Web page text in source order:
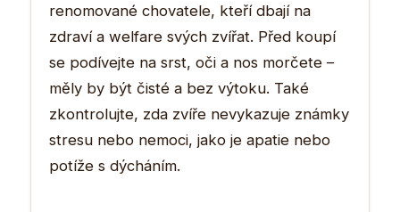
renomované chovatele, kteří dbají na
zdraví a welfare svých zvířat. Před koupí
se podívejte na srst, oči a nos morčete –
měly by být čisté a bez výtoku. Také
zkontrolujte, zda zvíře nevykazuje známky
stresu nebo nemoci, jako je apatie nebo
potíže s dýcháním.